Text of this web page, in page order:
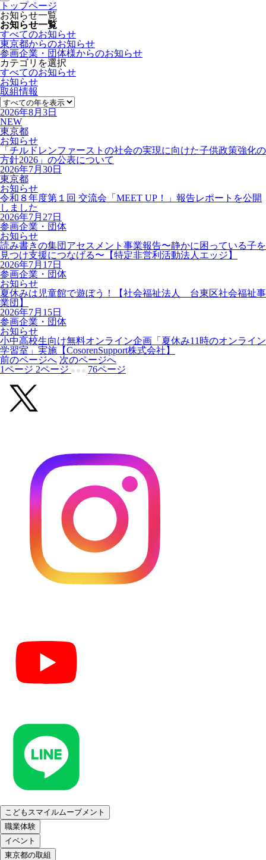
トップページ
お知らせ一覧
お知らせ一覧
すべてのお知らせ
東京都からのお知らせ
参画企業・団体様からのお知らせ
カテゴリを選択
すべてのお知らせ
お知らせ
取組情報
2026年8月3日
NEW
東京都
お知らせ
「チルドレンファーストの社会の実現に向けた子供政策強化の
方針2026」の公表について
2026年7月30日
東京都
お知らせ
令和８年度第１回 交流会「MEET UP！」報告レポートを公開
しました
2026年7月27日
参画企業・団体
お知らせ
読み書きの集団アセスメント事業報告〜静かに困っている子を
見つけ支援につなげる〜【特定非営利活動法人エッジ】
2026年7月17日
参画企業・団体
お知らせ
夏休みは児童館で遊ぼう！【社会福祉法人 台東区社会福祉事
業団】
2026年7月15日
参画企業・団体
お知らせ
小中高校生向け無料オンライン企画「夏休み11時のオンライン
学習室」実施【CosorenSupport株式会社】
前のページへ 次のページへ
1ページ 2ページ 76ページ
こどもスマイルムーブメント
職業体験
イベント
東京都の取組